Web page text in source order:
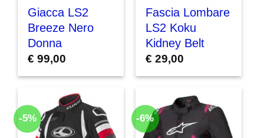
Giacca LS2
Breeze Nero
Donna
€ 99,00
Fascia Lombare
LS2 Koku
Kidney Belt
€ 29,00
-5% -6%